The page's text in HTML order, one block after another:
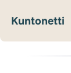
Kuntonetti